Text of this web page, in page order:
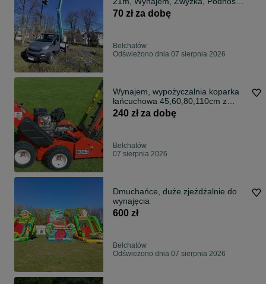
koszowy.
70 zł za dobę
Bełchatów
Odświeżono dnia 07 sierpnia 2026
Wynajem, wypożyczalnia koparka
łańcuchowa 45,60,80,110cm z
napędem
240 zł za dobę
Bełchatów
07 sierpnia 2026
Dmuchańce, duże zjeżdżalnie do
wynajęcia
600 zł
Bełchatów
Odświeżono dnia 07 sierpnia 2026